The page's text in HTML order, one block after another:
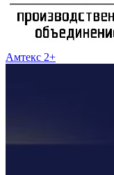
Амтекс 2+